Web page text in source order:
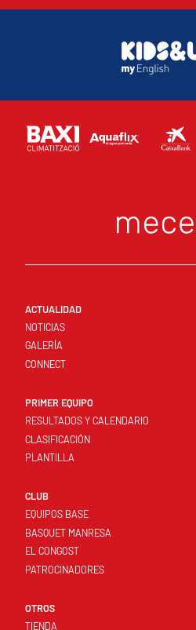
ACTUALIDAD
NOTICIAS
GALERÍA
CONNECT
PRIMER EQUIPO
RESULTADOS Y CALENDARIO
CLASIFICACIÓN
PLANTILLA
CLUB
EQUIPOS BASE
BASQUET MANRESA
EL CONGOST
PATROCINADORES
OTROS
TIENDA